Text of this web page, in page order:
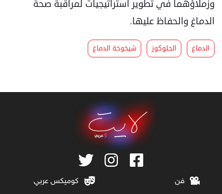
وزملاؤهما في تطوير استراتيجيات لمراقبة صحة
الدماغ والحفاظ عليها.
الدماغ الجلوكوز شيخوخة الدماغ
فن كوميكس عربي